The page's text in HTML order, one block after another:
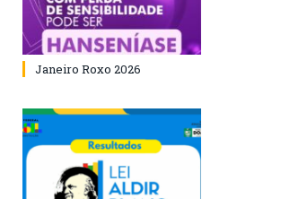
Janeiro Roxo 2026